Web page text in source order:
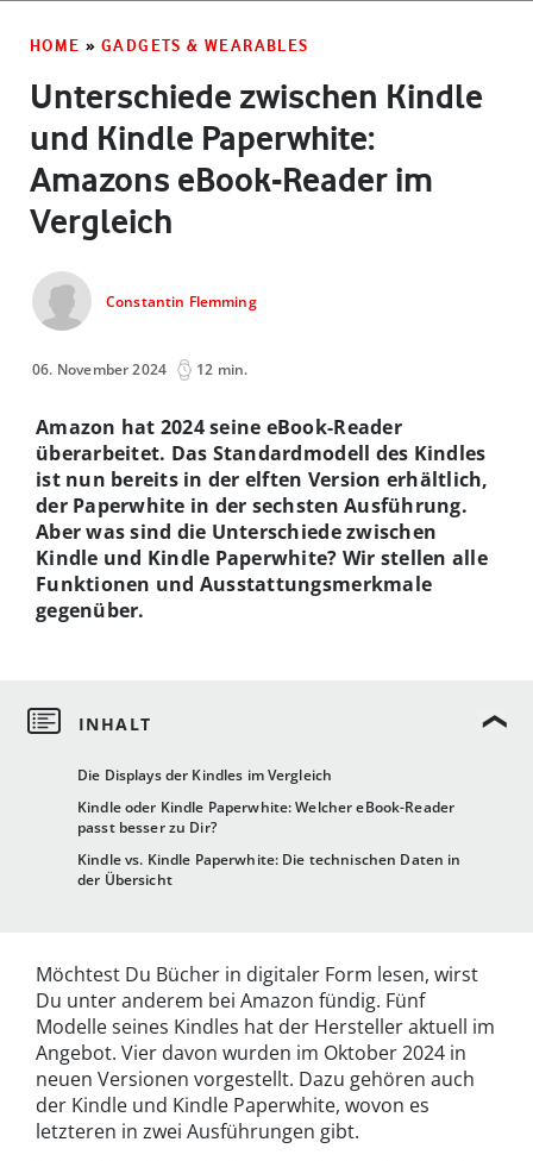
HOME » GADGETS & WEARABLES
Unterschiede zwischen Kindle
und Kindle Paperwhite:
Amazons eBook-Reader im
Vergleich
Constantin Flemming
06. November 2024 12 min.
Die Displays der Kindles im Vergleich
Kindle oder Kindle Paperwhite: Welcher eBook-Reader
passt besser zu Dir?
Kindle vs. Kindle Paperwhite: Die technischen Daten in
der Übersicht
Amazon hat 2024 seine eBook-Reader
überarbeitet. Das Standardmodell des Kindles
ist nun bereits in der elften Version erhältlich,
der Paperwhite in der sechsten Ausführung.
Aber was sind die Unterschiede zwischen
Kindle und Kindle Paperwhite? Wir stellen alle
Funktionen und Ausstattungsmerkmale
gegenüber.
Möchtest Du Bücher in digitaler Form lesen, wirst
Du unter anderem bei Amazon fündig. Fünf
Modelle seines Kindles hat der Hersteller aktuell im
Angebot. Vier davon wurden im Oktober 2024 in
neuen Versionen vorgestellt. Dazu gehören auch
der Kindle und Kindle Paperwhite, wovon es
letzteren in zwei Ausführungen gibt.